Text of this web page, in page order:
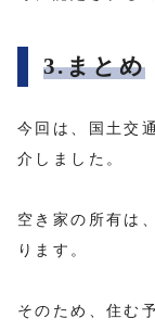
3.まとめ
今回は、国土交
介しました。
空き家の所有は
ります。
そのため、住む